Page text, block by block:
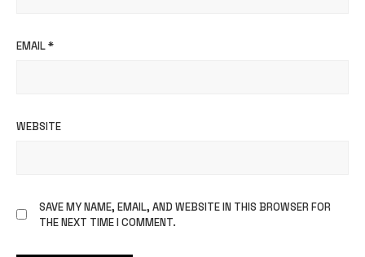
EMAIL*
WEBSITE
SAVE MY NAME, EMAIL, AND WEBSITE IN THIS BROWSER FOR
THE NEXT TIME I COMMENT.